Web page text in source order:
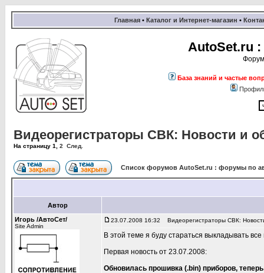
Главная • Каталог и Интернет-магазин •
AutoSet.ru
База знаний и частые
Видеорегистраторы СВК: Новости и
На страницу 1 2 След.
Список форумов AutoSet.ru : форумы по
Автор
Игорь /АвтоСет/
Site Admin
23.07.2008 16:32 Видеорегистраторы СВК:
В этой теме я буду стараться выкладывать
Первая новость от 23.07.2008:
Обновилась прошивка (.bin) приборов,